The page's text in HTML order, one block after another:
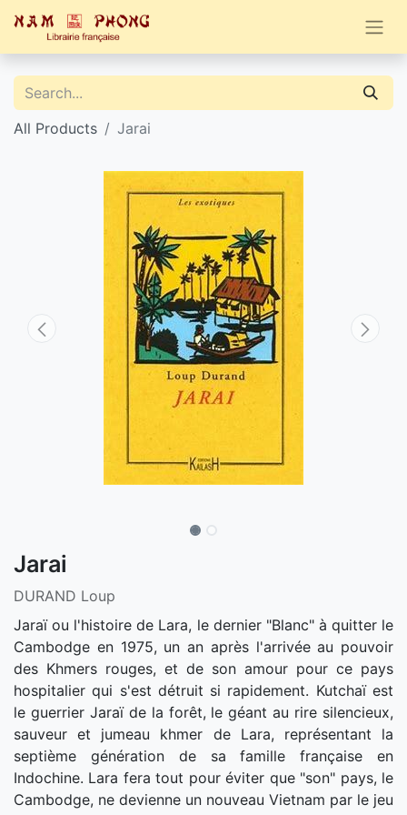
All Products Jarai
Jarai
DURAND Loup
Jaraï ou l'histoire de Lara, le dernier "Blanc" à quitter le
Cambodge en 1975, un an après l'arrivée au pouvoir
des Khmers rouges, et de son amour pour ce pays
hospitalier qui s'est détruit si rapidement. Kutchaï est
le guerrier Jaraï de la forêt, le géant au rire silencieux,
sauveur et jumeau khmer de Lara, représentant la
septième génération de sa famille française en
Indochine. Lara fera tout pour éviter que "son" pays, le
Cambodge, ne devienne un nouveau Vietnam par le jeu